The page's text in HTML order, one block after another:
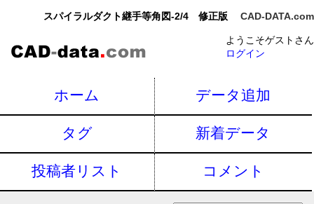
スパイラルダクト継手等角図-2/4 修正版 CAD-DATA.com
ようこそゲストさん
ログイン
ホーム データ追加
タグ 新着データ
投稿者リスト コメント